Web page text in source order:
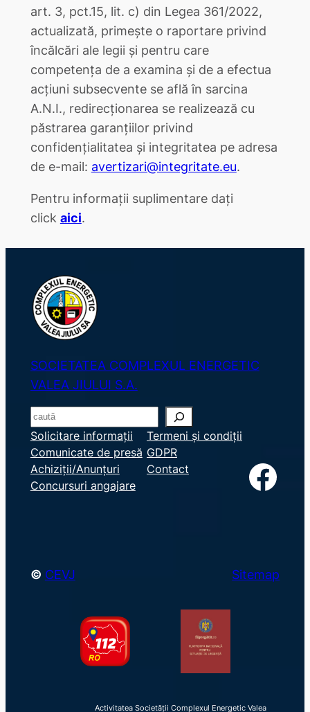
art. 3, pct.15, lit. c) din Legea 361/2022,
actualizată, primește o raportare privind
încălcări ale legii și pentru care
competența de a examina și de a efectua
acțiuni subsecvente se află în sarcina
A.N.I., redirecționarea se realizează cu
păstrarea garanțiilor privind
confidențialitatea și integritatea pe adresa
de e-mail: avertizari@integritate.eu.
Pentru informații suplimentare dați
click aici.
SOCIETATEA COMPLEXUL ENERGETIC
VALEA JIULUI S.A.
S
e
a
r
c
Solicitare informații
Comunicate de presă
Achiziții/Anunțuri
Concursuri angajare
Termeni și condiții
GDPR
Contact
Facebook
© CEVJ Sitemap
Activitatea Societății Complexul Energetic Valea